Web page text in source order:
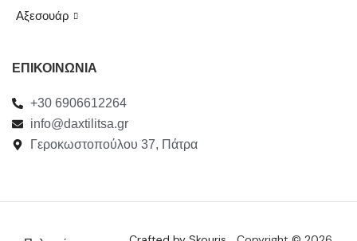
Αξεσουάρ
ΕΠΙΚΟΙΝΩΝΙΑ
+30 6906612264
info@daxtilitsa.gr
Γεροκωστοπούλου 37, Πάτρα